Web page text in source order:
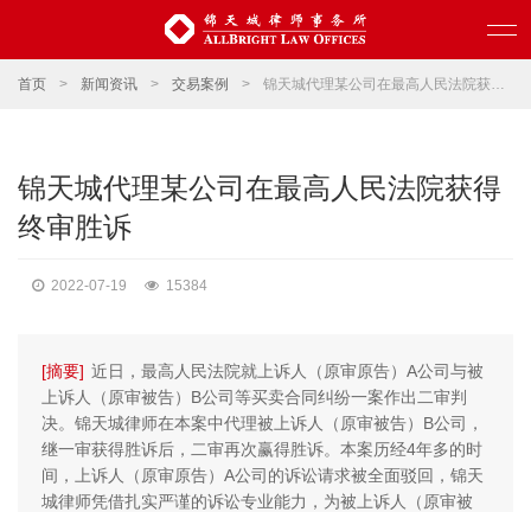
首页 > 新闻资讯 > 交易案例 > 锦天城代理某公司在最高人民法院获得终审胜诉
锦天城代理某公司在最高人民法院获得
终审胜诉
2022-07-19 15384
[摘要] 近日，最高人民法院就上诉人（原审原告）A公司与被
上诉人（原审被告）B公司等买卖合同纠纷一案作出二审判
决。锦天城律师在本案中代理被上诉人（原审被告）B公司，
继一审获得胜诉后，二审再次赢得胜诉。本案历经4年多的时
间，上诉人（原审原告）A公司的诉讼请求被全面驳回，锦天
城律师凭借扎实严谨的诉讼专业能力，为被上诉人（原审被